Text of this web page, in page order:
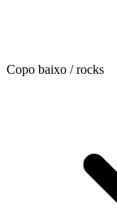
Copo baixo / rocks